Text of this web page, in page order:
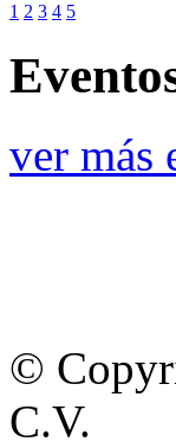
1 2 3 4 5
ver más
©
C.V.